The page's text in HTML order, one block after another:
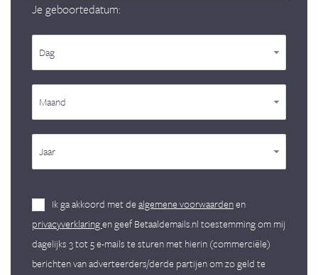
Je geboortedatum:
Dag
Maand
Jaar
Ik ga akkoord met dealgemene voorwaardenen
privacyverklaringen geef Betaaldemails.nl toestemming om mij
dagelijks 3 tot 5 e-mails te sturen met hierin (commerciële)
berichten van adverteerders/derde partijen om zo geld te